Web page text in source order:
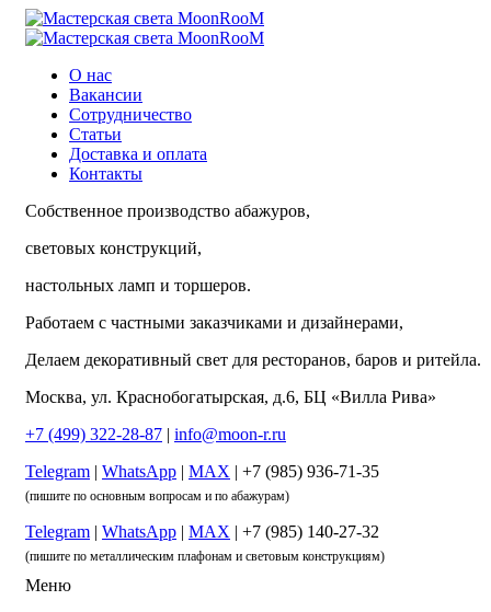
О нас
Вакансии
Сотрудничество
Статьи
Доставка и оплата
Контакты
Собственное производство абажуров,
световых конструкций,
настольных ламп и торшеров.
Работаем с частными заказчиками и дизайнерами,
Делаем декоративный свет для ресторанов, баров и ритейла.
Москва, ул. Краснобогатырская, д.6, БЦ «Вилла Рива»
+7 (499) 322-28-87 | info@moon-r.ru
Telegram | WhatsApp | MAX | +7 (985) 936-71-35
(пишите по основным вопросам и по абажурам)
Telegram | WhatsApp | MAX | +7 (985) 140-27-32
(пишите по металлическим плафонам и световым конструкциям)
Меню